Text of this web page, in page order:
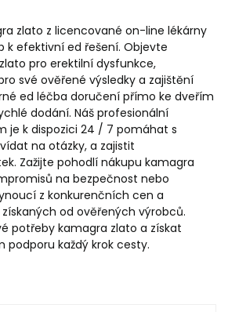
zlato z licencované on-line lékárny
k efektivní ed řešení. Objevte
pro erektilní dysfunkce,
své ověřené výsledky a zajištění
ed léčba doručení přímo ke dveřím
dodání. Náš profesionální
je k dispozici 24 / 7 pomáhat s
na otázky, a zajistit
Zažijte pohodlí nákupu kamagra
na bezpečnost nebo
z konkurenčních cen a
od ověřených výrobců.
potřeby kamagra zlato a získat
podporu každý krok cesty.